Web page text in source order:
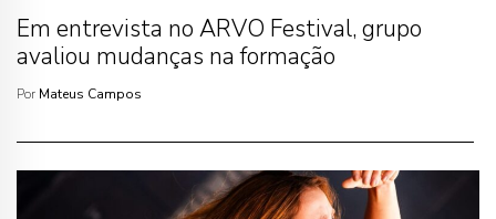
Em entrevista no ARVO Festival, grupo
avaliou mudanças na formação
Por Mateus Campos